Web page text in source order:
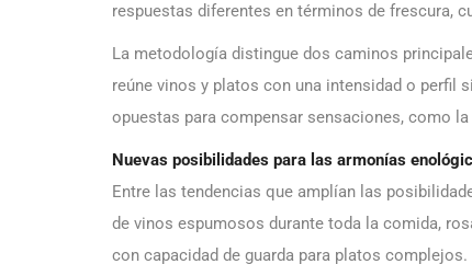
respuestas diferentes en términos de frescura,
La metodología distingue dos caminos
reúne vinos y platos con una intensidad o perfil
opuestas para compensar sensaciones, como
Nuevas posibilidades para las armonías
Entre las tendencias que amplían las
de vinos espumosos durante toda la comida,
con capacidad de guarda para platos complejos.